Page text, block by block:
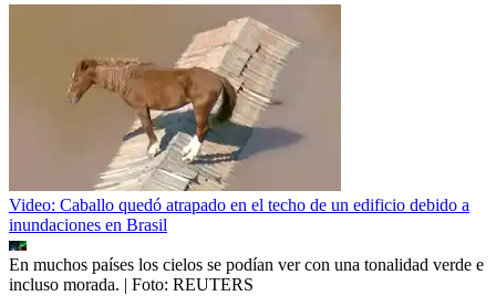
Video: Caballo quedó atrapado en el techo de un edificio debido a
inundaciones en Brasil
En muchos países los cielos se podían ver con una tonalidad verde e
incluso morada. | Foto: REUTERS